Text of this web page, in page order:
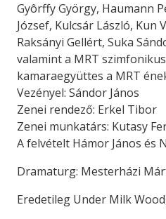
Gyôrffy György, Haumann
József, Kulcsár László, Kun
Raksányi Gellért, Suka
valamint a MRT
kamaraegyüttes a MRT
Vezényel: Sándor János
Zenei rendező: Erkel Tibor
Zenei munkatárs: Kutasy
A felvételt Hámor János és
Dramaturg: Mesterházi
Eredetileg Under Milk